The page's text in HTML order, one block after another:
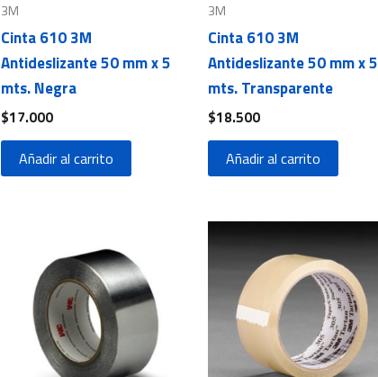
3M
Cinta 610 3M
Antideslizante 50 mm x 5
mts. Negra
$17.000
Añadir al carrito
3M
Cinta 610 3M
Antideslizante 50 mm x 5
mts. Transparente
$18.500
Añadir al carrito